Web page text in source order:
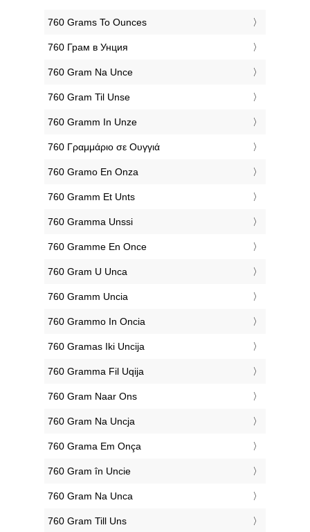
‎760 Grams To Ounces
‎760 Грам в Унция
‎760 Gram Na Unce
‎760 Gram Til Unse
‎760 Gramm In Unze
‎760 Γραμμάριο σε Ουγγιά
‎760 Gramo En Onza
‎760 Gramm Et Unts
‎760 Gramma Unssi
‎760 Gramme En Once
‎760 Gram U Unca
‎760 Gramm Uncia
‎760 Grammo In Oncia
‎760 Gramas Iki Uncija
‎760 Gramma Fil Uqija
‎760 Gram Naar Ons
‎760 Gram Na Uncja
‎760 Grama Em Onça
‎760 Gram în Uncie
‎760 Gram Na Unca
‎760 Gram Till Uns